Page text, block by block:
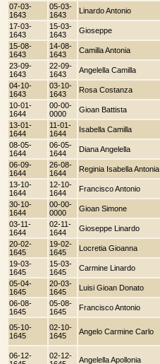
07-03-
1643
05-03-
1643
Linardo Antonio
17-03-
1643
15-03-
1643
Gioseppe
15-08-
1643
14-08-
1643
Camilla Antonia
23-09-
1643
22-09-
1643
Angelella Camilla
04-10-
1643
03-10-
1643
Rosa Costanza
10-01-
1644
00-00-
0000
Gioan Battista
13-01-
1644
11-01-
1644
Isabella Camilla
08-05-
1644
06-05-
1644
Diana Angelella
06-09-
1644
26-08-
1644
Reginia Isabella Antonia
13-10-
1644
12-10-
1644
Francisco Antonio
30-10-
1644
00-00-
0000
Gioan Simone
03-11-
1644
02-11-
1644
Gioseppe Linardo
20-02-
1645
19-02-
1645
Locretia Gioanna
19-03-
1645
15-03-
1645
Carmine Linardo
05-04-
1645
20-03-
1645
Luisi Gioan Donato
06-08-
1645
05-08-
1645
Francisco Antonio
05-10-
1645
02-10-
1645
Angelo Carmine Carlo
06-12-
02-12-
Angelella Apollonia